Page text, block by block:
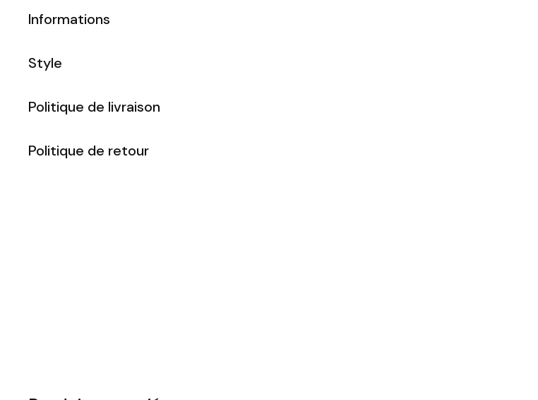
Informations
Style
Politique de livraison
Politique de retour